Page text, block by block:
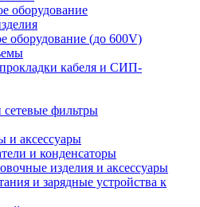
оборудование
оборудование (до 600V)
кабеля и СИП-
фильтры
аксессуары
и конденсаторы
изделия и аксессуары
и зарядные устройства к